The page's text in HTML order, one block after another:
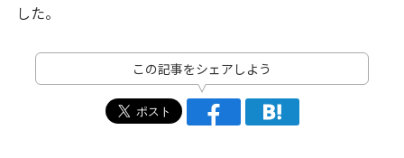
した。
この記事をシェアしよう